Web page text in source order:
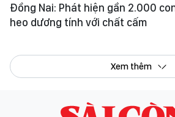
Đồng Nai: Phát hiện gần 2.000
heo dương tính với chất cấm
Xem thêm